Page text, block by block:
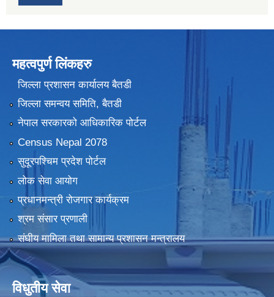
महत्वपुर्ण लिंकहरु
जिल्ला प्रशासन कार्यालय बैतडी
जिल्ला समन्वय समिति, बैतडी
नेपाल सरकारको आधिकारिक पोर्टल
Census Nepal 2078
सुदूरपश्चिम प्रदेश पोर्टल
लोक सेवा आयोग
प्रधानमन्त्री रोजगार कार्यक्रम
श्रम संसार प्रणाली
संघीय मामिला तथा सामान्य प्रशासन मन्त्रालय
विधुतीय सेवा